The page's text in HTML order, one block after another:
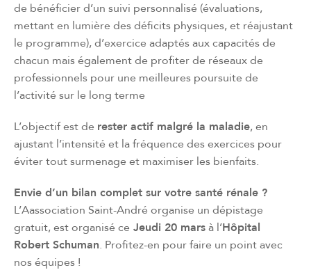
de bénéficier d’un suivi personnalisé (évaluations,
mettant en lumière des déficits physiques, et réajustant
le programme), d’exercice adaptés aux capacités de
chacun mais également de profiter de réseaux de
professionnels pour une meilleures poursuite de
l’activité sur le long terme
L’objectif est de rester actif malgré la maladie, en
ajustant l’intensité et la fréquence des exercices pour
éviter tout surmenage et maximiser les bienfaits.
Envie d’un bilan complet sur votre santé rénale ?
L’Aassociation Saint-André organise un dépistage
gratuit, est organisé ce Jeudi 20 marsà l’Hôpital
Robert Schuman. Profitez-en pour faire un point avec
nos équipes !